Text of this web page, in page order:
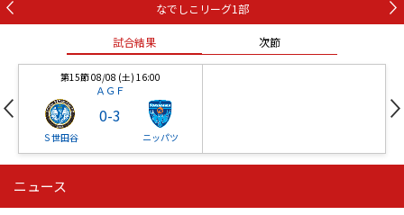
なでしこリーグ1部
試合結果 次節
第15節 08/08 (土) 16:00
ＡＧＦ
Ｓ世田谷
0-3
ニッパツ
第16節 09/05 (土) 15:00
ニッパツ 石人の星
ニュース